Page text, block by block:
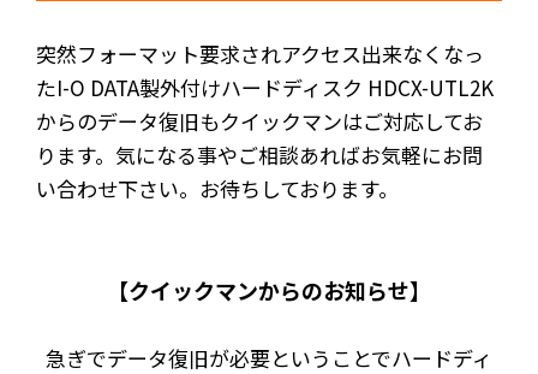
突然フォーマット要求されアクセス出来なくなっ
たI-O DATA製外付けハードディスク HDCX-UTL2K
からのデータ復旧もクイックマンはご対応してお
ります。気になる事やご相談あればお気軽にお問
い合わせ下さい。お待ちしております。
【クイックマンからのお知らせ】
急ぎでデータ復旧が必要ということでハードディ